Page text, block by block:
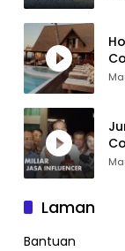
Laman
Bantuan